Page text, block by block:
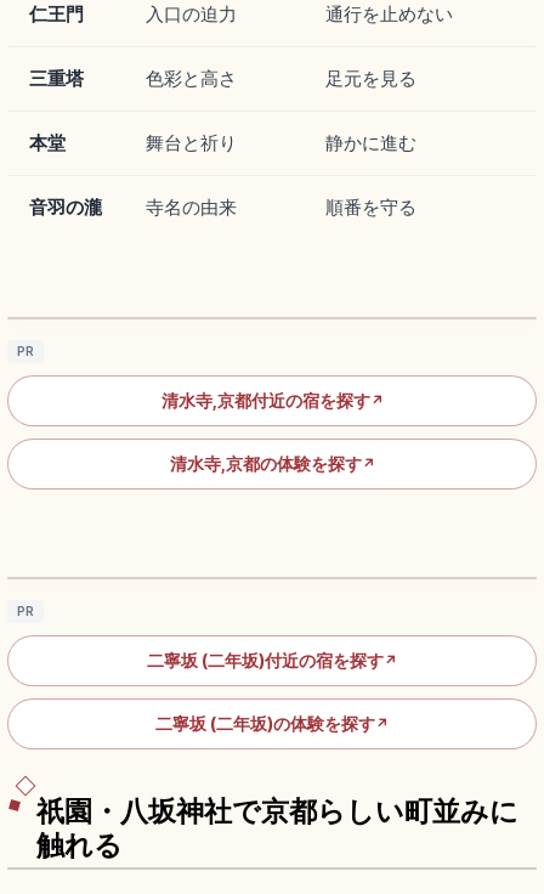
仁王門 入口の迫力 通行を止めない
三重塔 色彩と高さ 足元を見る
本堂 舞台と祈り 静かに進む
音羽の瀧 寺名の由来 順番を守る
PR
清水寺,京都付近の宿を探す↗
清水寺,京都の体験を探す↗
PR
二寧坂 (二年坂)付近の宿を探す↗
二寧坂 (二年坂)の体験を探す↗
祇園・八坂神社で京都らしい町並みに
触れる